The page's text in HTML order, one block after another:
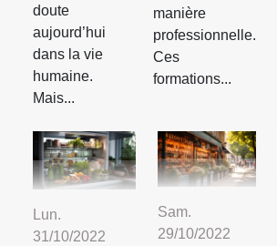
doute
aujourd’hui
dans la vie
humaine.
Mais...
manière
professionnelle.
Ces
formations...
Lun.
31/10/2022
Sam.
29/10/2022